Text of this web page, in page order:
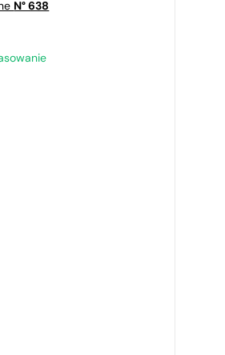
N° 638